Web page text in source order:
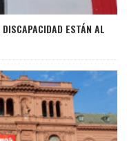
ESTÁN AL